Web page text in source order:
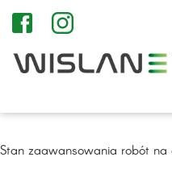
Stan zaawansowania robót na